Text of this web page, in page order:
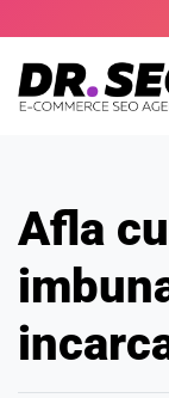
to
content
Afla